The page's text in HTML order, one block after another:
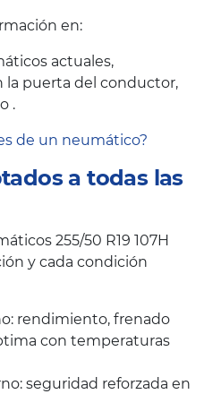
en:
actuales,
la puerta del conductor,
.
de un neumático?
a todas las
255/50 R19 107H
y cada condición
rendimiento, frenado
con temperaturas
seguridad reforzada en